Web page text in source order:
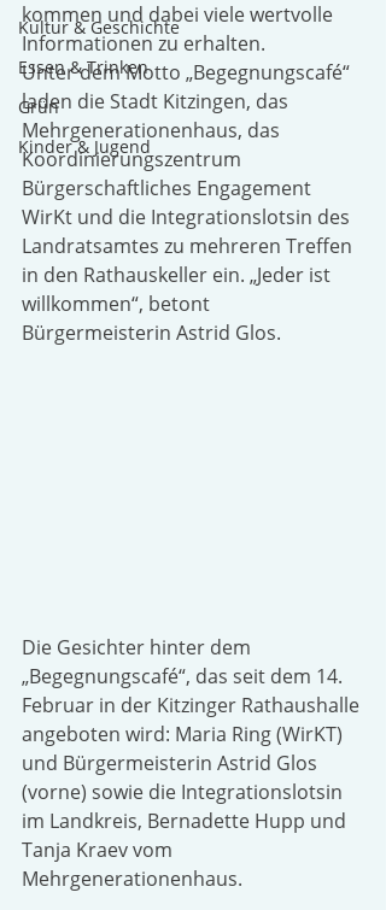
Kultur & Geschichte
Essen & Trinken
Grün
Kinder & Jugend
kommen und dabei viele wertvolle
Informationen zu erhalten.
Unter dem Motto „Begegnungscafé“
laden die Stadt Kitzingen, das
Mehrgenerationenhaus, das
Koordinierungszentrum
Bürgerschaftliches Engagement
WirKt und die Integrationslotsin des
Landratsamtes zu mehreren Treffen
in den Rathauskeller ein. „Jeder ist
willkommen“, betont
Bürgermeisterin Astrid Glos.
Die Gesichter hinter dem
„Begegnungscafé“, das seit dem 14.
Februar in der Kitzinger Rathaushalle
angeboten wird: Maria Ring (WirKT)
und Bürgermeisterin Astrid Glos
(vorne) sowie die Integrationslotsin
im Landkreis, Bernadette Hupp und
Tanja Kraev vom
Mehrgenerationenhaus.